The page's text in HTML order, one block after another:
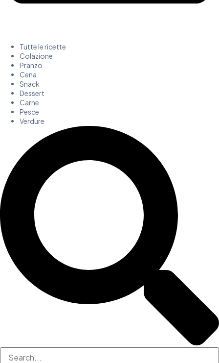
Tutte le ricette
Colazione
Pranzo
Cena
Snack
Dessert
Carne
Pesce
Verdure